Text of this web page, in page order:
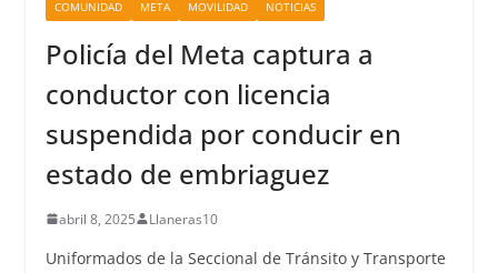
COMUNIDAD META MOVILIDAD NOTICIAS
Policía del Meta captura a
conductor con licencia
suspendida por conducir en
estado de embriaguez
abril 8, 2025 Llaneras10
Uniformados de la Seccional de Tránsito y Transporte